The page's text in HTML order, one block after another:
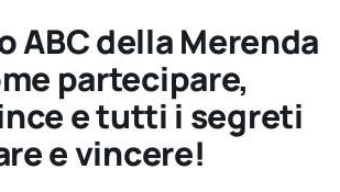
ABC della Merenda
partecipare,
e tutti i segreti
e vincere!